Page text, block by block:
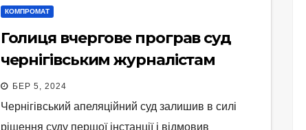
КОМПРОМАТ
Голиця вчергове програв суд
чернігівським журналістам
БЕР 5, 2024
Чернігівський апеляційний суд залишив в силі
рішення суду першої інстанції і відмовив